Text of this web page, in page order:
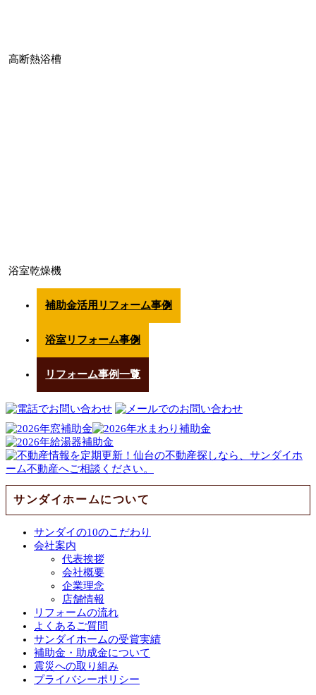
高断熱浴槽
浴室乾燥機
補助金活用リフォーム事例
浴室リフォーム事例
リフォーム事例一覧
サンダイホームについて
サンダイの10のこだわり
会社案内
代表挨拶
会社概要
企業理念
店舗情報
リフォームの流れ
よくあるご質問
サンダイホームの受賞実績
補助金・助成金について
震災への取り組み
プライバシーポリシー